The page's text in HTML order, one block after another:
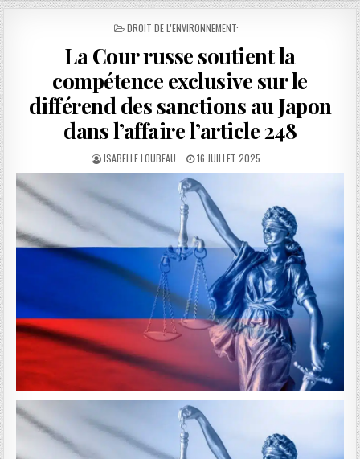
POSTED
DROIT DE L'ENVIRONNEMENT:
La Cour russe soutient la
compétence exclusive sur le
différend des sanctions au Japon
dans l’affaire l’article 248
AUTHOR:
ISABELLE LOUBEAU
PUBLISHED
DATE:
16 JUILLET 2025